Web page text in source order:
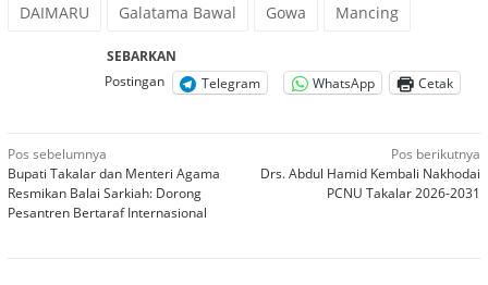
DAIMARU Galatama Bawal Gowa Mancing
SEBARKAN
Postingan
Telegram WhatsApp Cetak
Navigasi
pos
Pos sebelumnya
Bupati Takalar dan Menteri Agama
Resmikan Balai Sarkiah: Dorong
Pesantren Bertaraf Internasional
Pos berikutnya
Drs. Abdul Hamid Kembali Nakhodai
PCNU Takalar 2026-2031